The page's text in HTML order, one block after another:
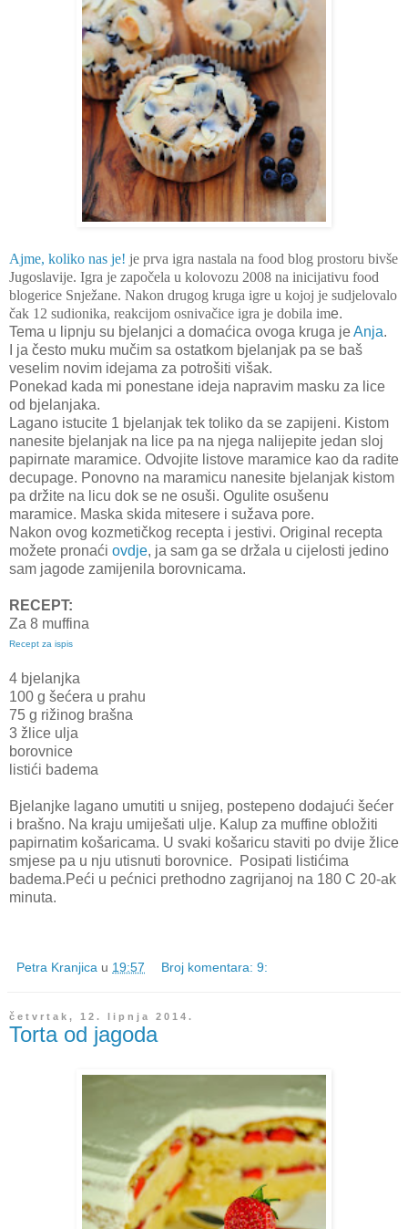
Ajme, koliko nas je! je prva igra nastala na food blog prostoru bivše
Jugoslavije. Igra je započela u kolovozu 2008 na inicijativu food
blogerice Snježane. Nakon drugog kruga igre u kojoj je sudjelovalo
čak 12 sudionika, reakcijom osnivačice igra je dobila ime.
Tema u lipnju su bjelanjci a domaćica ovoga kruga jeAnja.
I ja često muku mučim sa ostatkom bjelanjak pa se baš
veselim novim idejama za potrošiti višak.
Ponekad kada mi ponestane ideja napravim masku za lice
od bjelanjaka.
Lagano istucite 1 bjelanjak tek toliko da se zapijeni. Kistom
nanesite bjelanjak na lice pa na njega nalijepite jedan sloj
papirnate maramice. Odvojite listove maramice kao da radite
decupage. Ponovno na maramicu nanesite bjelanjak kistom
pa držite na licu dok se ne osuši. Ogulite osušenu
maramice. Maska skida mitesere i sužava pore.
Nakon ovog kozmetičkog recepta i jestivi. Original recepta
možete pronaći ovdje, ja sam ga se držala u cijelosti jedino
sam jagode zamijenila borovnicama.
RECEPT:
Za 8 muffina
Recept za ispis
4 bjelanjka
100 g šećera u prahu
75 g rižinog brašna
3 žlice ulja
borovnice
listići badema
Bjelanjke lagano umutiti u snijeg, postepeno dodajući šećer
i brašno. Na kraju umiješati ulje. Kalup za muffine obložiti
papirnatim košaricama. U svaki košaricu staviti po dvije žlice
smjese pa u nju utisnuti borovnice. Posipati listićima
badema.Peći u pećnici prethodno zagrijanoj na 180 C 20-ak
minuta.
Petra Kranjica u 19:57 Broj komentara: 9:
četvrtak, 12. lipnja 2014.
Torta od jagoda